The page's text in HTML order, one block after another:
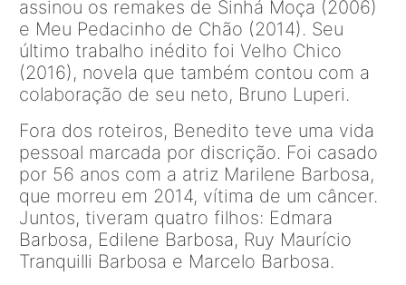
assinou os remakes de Sinhá Moça (2006)
e Meu Pedacinho de Chão (2014). Seu
último trabalho inédito foi Velho Chico
(2016), novela que também contou com a
colaboração de seu neto, Bruno Luperi.
Fora dos roteiros, Benedito teve uma vida
pessoal marcada por discrição. Foi casado
por 56 anos com a atriz Marilene Barbosa,
que morreu em 2014, vítima de um câncer.
Juntos, tiveram quatro filhos: Edmara
Barbosa, Edilene Barbosa, Ruy Maurício
Tranquilli Barbosa e Marcelo Barbosa.